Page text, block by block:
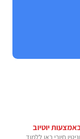
יוטיוב
חיובי באו ללמוד